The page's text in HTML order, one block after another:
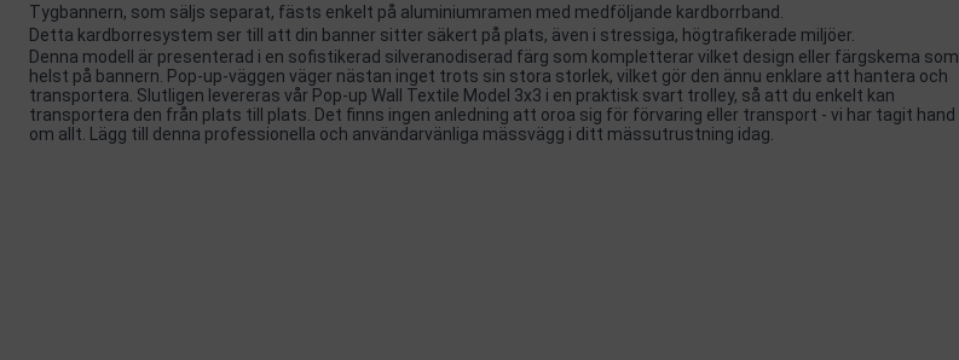
Tygbannern, som säljs separat, fästs enkelt på aluminiumramen med medföljande kardborrband.
Detta kardborresystem ser till att din banner sitter säkert på plats, även i stressiga, högtrafikerade miljöer.
Denna modell är presenterad i en sofistikerad silveranodiserad färg som kompletterar vilket design eller färgskema som
helst på bannern. Pop-up-väggen väger nästan inget trots sin stora storlek, vilket gör den ännu enklare att hantera och
transportera. Slutligen levereras vår Pop-up Wall Textile Model 3x3 i en praktisk svart trolley, så att du enkelt kan
transportera den från plats till plats. Det finns ingen anledning att oroa sig för förvaring eller transport - vi har tagit hand
om allt. Lägg till denna professionella och användarvänliga mässvägg i ditt mässutrustning idag.